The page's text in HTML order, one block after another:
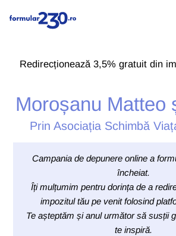
Redirecționează 3,5% gratuit din
Moroșanu Matteo
Prin Asociația Schimbă
Campania de depunere online a
încheiat.
Îți mulțumim pentru dorința de a
impozitul tău pe venit folosind
Te așteptăm și anul următor să susții
te inspiră.